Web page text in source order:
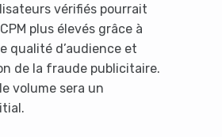
vérifiés pourrait
plus élevés grâce à
qualité d’audience et
de la fraude publicitaire.
volume sera un